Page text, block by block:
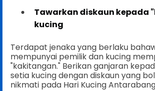
Tawarkan diskaun kepada
kucing
Terdapat jenaka yang berlaku
mempunyai pemilik dan kucing
"kakitangan." Berikan ganjaran
setia kucing dengan diskaun yang
nikmati pada Hari Kucing